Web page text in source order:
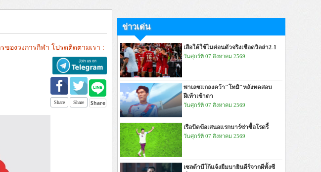
ของวงการกีฬา โปรดติดตามเรา :
Share Share
ข่าวเด่น
เสือใต้ใช้ไมค่อนตัวจริงเชือดวิลล่า2-1
วันศุกร์ที่ 07 สิงหาคม 2569
พาเลซแถลงคว้า"โทมิ"หลังทดสอบ
ฝีเท้าเข้าตา
วันศุกร์ที่ 07 สิงหาคม 2569
เรือปัดข้อเสนอแรกบาร์ซ่าซื้อโรดรี้
วันศุกร์ที่ 07 สิงหาคม 2569
เซลต้าบีโก้แจ้งยืมบายินดีร์จากผีทั้งซี